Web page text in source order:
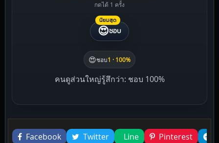
กดได้ 1 ครั้ง
นิยมสุด
😍ชอบ
😍ชอบ1 · 100%
คนดูส่วนใหญ่รู้สึกว่า: ชอบ 100%
Liked this
Facebook
Twitter Line Pinterest